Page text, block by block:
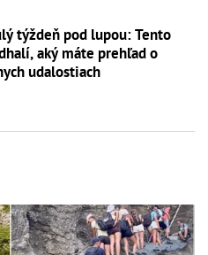
týždeň pod lupou: Tento
aký máte prehľad o
udalostiach